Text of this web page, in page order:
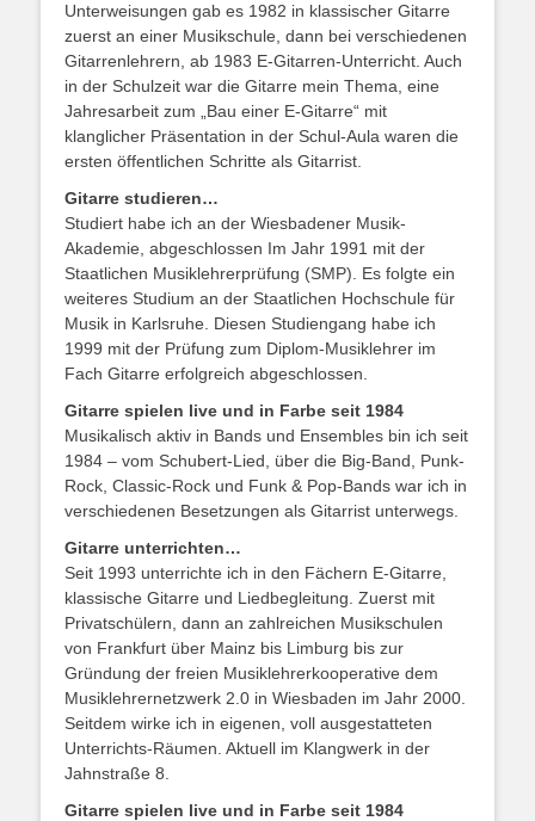
Unterweisungen gab es 1982 in klassischer Gitarre
zuerst an einer Musikschule, dann bei verschiedenen
Gitarrenlehrern, ab 1983 E-Gitarren-Unterricht. Auch
in der Schulzeit war die Gitarre mein Thema, eine
Jahresarbeit zum „Bau einer E-Gitarre“ mit
klanglicher Präsentation in der Schul-Aula waren die
ersten öffentlichen Schritte als Gitarrist.
Gitarre studieren…
Studiert habe ich an der Wiesbadener Musik-
Akademie, abgeschlossen Im Jahr 1991 mit der
Staatlichen Musiklehrerprüfung (SMP). Es folgte ein
weiteres Studium an der Staatlichen Hochschule für
Musik in Karlsruhe. Diesen Studiengang habe ich
1999 mit der Prüfung zum Diplom-Musiklehrer im
Fach Gitarre erfolgreich abgeschlossen.
Gitarre spielen live und in Farbe seit 1984
Musikalisch aktiv in Bands und Ensembles bin ich seit
1984 – vom Schubert-Lied, über die Big-Band, Punk-
Rock, Classic-Rock und Funk & Pop-Bands war ich in
verschiedenen Besetzungen als Gitarrist unterwegs.
Gitarre unterrichten…
Seit 1993 unterrichte ich in den Fächern E-Gitarre,
klassische Gitarre und Liedbegleitung. Zuerst mit
Privatschülern, dann an zahlreichen Musikschulen
von Frankfurt über Mainz bis Limburg bis zur
Gründung der freien Musiklehrerkooperative dem
Musiklehrernetzwerk 2.0 in Wiesbaden im Jahr 2000.
Seitdem wirke ich in eigenen, voll ausgestatteten
Unterrichts-Räumen. Aktuell im Klangwerk in der
Jahnstraße 8.
Gitarre spielen live und in Farbe seit 1984